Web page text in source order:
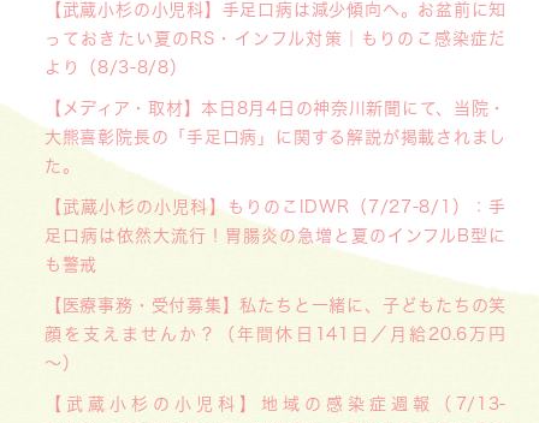
【武蔵小杉の小児科】手足口病は減少傾向へ。お盆前に知
っておきたい夏のRS・インフル対策｜もりのこ感染症だ
より（8/3-8/8）
【メディア・取材】本日8月4日の神奈川新聞にて、当院・
大熊喜彰院長の「手足口病」に関する解説が掲載されまし
た。
【武蔵小杉の小児科】もりのこIDWR（7/27-8/1）：手
足口病は依然大流行！胃腸炎の急増と夏のインフルB型に
も警戒
【医療事務・受付募集】私たちと一緒に、子どもたちの笑
顔を支えませんか？（年間休日141日／月給20.6万円
～）
【武蔵小杉の小児科】地域の感染症週報（7/13-